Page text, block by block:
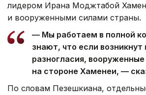
лидером Ирана Моджтабой
и вооруженными силами страны.
— Мы работаем в полной
знают, что если возникнут
разногласия,
на стороне Хаменеи, —
По словам Пезешкиана,